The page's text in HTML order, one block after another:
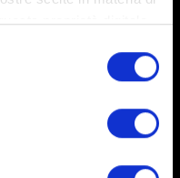
proprietà digitale
in qualsiasi
cookie o facendo clic
grafico).